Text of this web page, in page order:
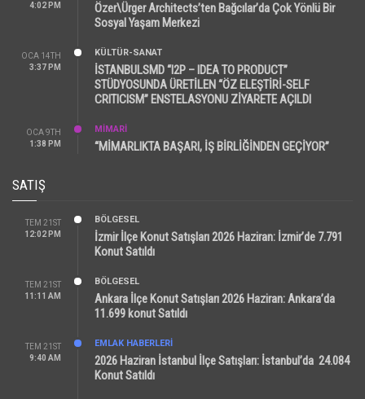
4:02 PM
Özer\Ürger Architects’ten Bağcılar’da Çok Yönlü Bir
Sosyal Yaşam Merkezi
OCA 14TH
3:37 PM
KÜLTÜR-SANAT
İSTANBULSMD “I2P – IDEA TO PRODUCT”
STÜDYOSUNDA ÜRETİLEN “ÖZ ELEŞTİRİ-SELF
CRITICISM” ENSTELASYONU ZİYARETE AÇILDI
OCA 9TH
1:38 PM
MİMARİ
“MİMARLIKTA BAŞARI, İŞ BİRLİĞİNDEN GEÇİYOR”
SATIŞ
TEM 21ST
12:02 PM
BÖLGESEL
İzmir İlçe Konut Satışları 2026 Haziran: İzmir’de 7.791
Konut Satıldı
TEM 21ST
11:11 AM
BÖLGESEL
Ankara İlçe Konut Satışları 2026 Haziran: Ankara’da
11.699 konut Satıldı
TEM 21ST
9:40 AM
EMLAK HABERLERI
2026 Haziran İstanbul İlçe Satışları: İstanbul’da 24.084
Konut Satıldı